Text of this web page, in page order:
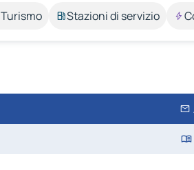
Turismo Stazioni di servizio